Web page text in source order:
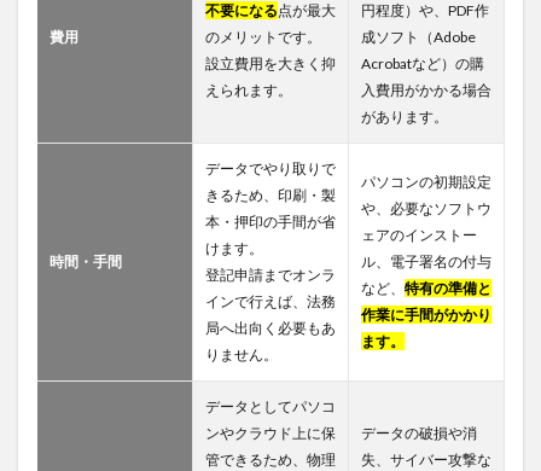
費用
不要になる点が最大
のメリットです。
設立費用を大きく抑
えられます。
円程度）や、PDF作
成ソフト（Adobe
Acrobatなど）の購
入費用がかかる場合
があります。
時間・手間
データでやり取りで
きるため、印刷・製
本・押印の手間が省
けます。
登記申請までオンラ
インで行えば、法務
局へ出向く必要もあ
りません。
パソコンの初期設定
や、必要なソフトウ
ェアのインストー
ル、電子署名の付与
など、 特有の準備と
作業に手間がかかり
ます。
データとしてパソコ
ンやクラウド上に保
管できるため、物理
データの破損や消
失、サイバー攻撃な